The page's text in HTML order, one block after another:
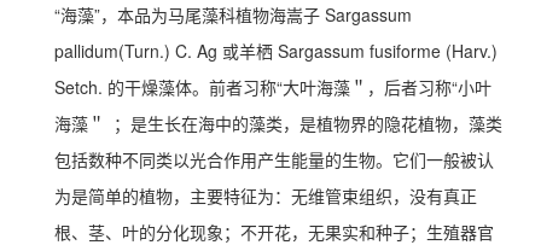
“海藻”，本品为马尾藻科植物海嵩子 Sargassum
pallidum(Turn.) C. Ag 或羊栖 Sargassum fusiforme (Harv.)
Setch. 的干燥藻体。前者习称“大叶海藻＂，后者习称“小叶
海藻＂
；是生长在海中的藻类，是植物界的隐花植物，藻类
包括数种不同类以光合作用产生能量的生物。它们一般被认
为是简单的植物，主要特征为：无维管束组织，没有真正
根、茎、叶的分化现象；不开花，无果实和种子；生殖器官